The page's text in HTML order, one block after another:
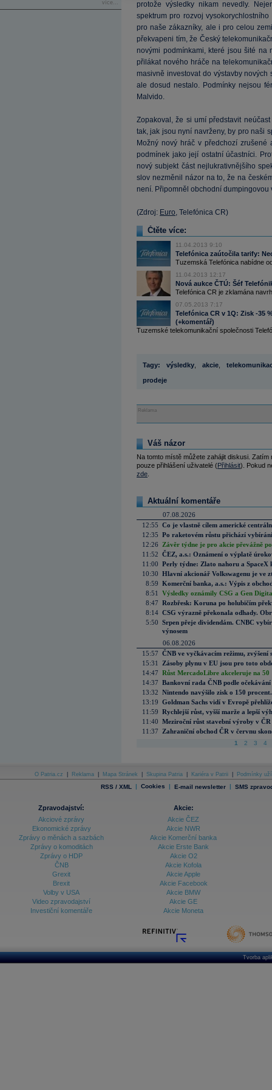
více...
protože výsledky nikam nevedly.
spektrum pro rozvoj
pro naše zákazníky, ale i pro celou
překvapeni tím, že Český
novými podmínkami, které jsou šité na
přilákat nového hráče na
masivně investovat do výstavby
ale dosud nestalo. Podmínky nejsou
Malvido.
Zopakoval, že si umí představit neúčast
tak, jak jsou nyní navrženy, by pro naši
Možný nový hráč v předchozí
podmínek jako její ostatní účastníci.
nový subjekt část nejlukrativnějšího
slov nezměnil názor na to, že na
není. Připomněl obchodní
(Zdroj: Euro, Telefónica CR)
Čtěte více:
11.04.2013 9:10
Telefónica zaútočila tarify:
Tuzemská Telefónica nabídne
11.04.2013 12:17
Nová aukce ČTÚ: Šéf
Telefónica CR je zklamána
07.05.2013 7:17
Telefónica CR v 1Q: Zisk -35
(+komentář)
Tuzemské telekomunikační společnosti
Tagy: výsledky akcie
prodeje
Reklama
Váš názor
Na tomto místě můžete zahájit diskusi.
pouze přihlášení uživatelé (Přihlásit). Pokud
zde
Aktuální komentáře
07.08.2026
12:55 Co je vlastně cílem americké
12:35 Po raketovém růstu přichází
12:26
Závěr týdne je pro akcie převážně
11:52 ČEZ, a.s.: Oznámení o výplatě
11:00 Perly týdne: Zlato nahoru a SpaceX
10:30 Hlavní akcionář Volkswagenu je ve
8:59 Komerční banka, a.s.: Výpis z
8:51
Výsledky oznámily CSG a Gen
8:47 Rozbřesk: Koruna po holubičím
8:14 CSG výrazně překonala odhady.
5:50 Srpen přeje dividendám. CNBC
výnosem
06.08.2026
15:57 ČNB ve vyčkávacím režimu, zvýšení
15:31
Zásoby plynu v EU jsou pro toto
14:47 Růst MercadoLibre akceleruje na
14:37 Bankovní rada ČNB podle
13:32 Nintendo navýšilo zisk o 150
13:19 Goldman Sachs vidí v Evropě
11:59 Rychlejší růst, vyšší marže a lepší
11:40 Meziroční růst stavební výroby v
11:37
Zahraniční obchod ČR v červnu
1 2 3 4
O Patria.cz Reklama Mapa Stránek Skupina Patria Kariéra v Patrii Podmínky
RSS / XML | Cookies | E-mail newsletter | SMS
Zpravodajství:
Akciové zprávy
Ekonomické zprávy
Zprávy o měnách a sazbách
Zprávy o komoditách
Zprávy o HDP
ČNB
Grexit
Brexit
Volby v USA
Video zpravodajství
Investiční komentáře
Akcie:
Akcie ČEZ
Akcie NWR
Akcie Komerční banka
Akcie Erste Bank
Akcie O2
Akcie Kofola
Akcie Apple
Akcie Facebook
Akcie BMW
Akcie GE
Akcie Moneta
Tvorba